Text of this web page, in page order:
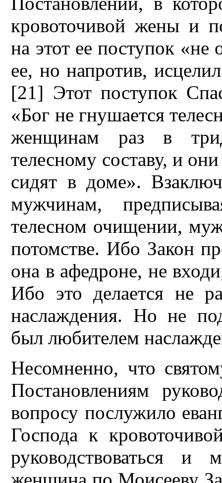
кровоточивой жены и
на этот ее поступок
ее, но напротив,
[21] Этот поступок
«Бог не гнушается
женщинам раз в
телесному составу, и
сидят в доме».
мужчинам,
телесном очищении,
потомстве. Ибо Закон
она в афедроне, не
Ибо это делается не
наслаждения. Но не
был любителем
Несомненно, что
Постановлениям
вопросу послужило
Господа к
руководствоваться и